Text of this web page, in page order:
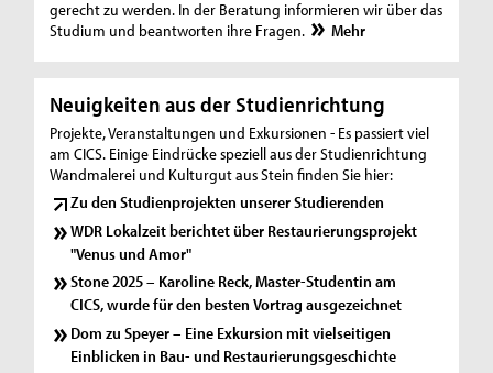
gerecht zu werden. In der Beratung informieren wir über das
Studium und beantworten ihre Fragen.
Mehr
Neuigkeiten aus der Studienrichtung
Projekte, Veranstaltungen und Exkursionen - Es passiert viel
am CICS. Einige Eindrücke speziell aus der Studienrichtung
Wandmalerei und Kulturgut aus Stein finden Sie hier:
Zu den Studienprojekten unserer Studierenden
WDR Lokalzeit berichtet über Restaurierungsprojekt
"Venus und Amor"
Stone 2025 – Karoline Reck, Master-Studentin am
CICS, wurde für den besten Vortrag ausgezeichnet
Dom zu Speyer – Eine Exkursion mit vielseitigen
Einblicken in Bau- und Restaurierungsgeschichte